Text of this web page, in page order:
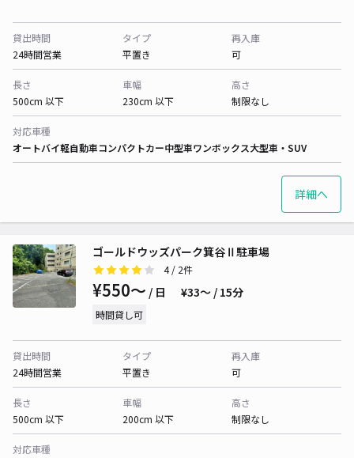
貸出時間
24時間営業
タイプ
平置き
再入庫
可
長さ
500cm 以下
車幅
230cm 以下
高さ
制限なし
対応車種
オートバイ軽自動車コンパクトカー中型車ワンボックス大型車・SUV
詳細へ
ゴールドウッズパーク箕谷Ⅱ駐車場
4/ 2件
¥550〜 / 日 ¥33〜 / 15分
時間貸し可
貸出時間
24時間営業
タイプ
平置き
再入庫
可
長さ
500cm 以下
車幅
200cm 以下
高さ
制限なし
対応車種